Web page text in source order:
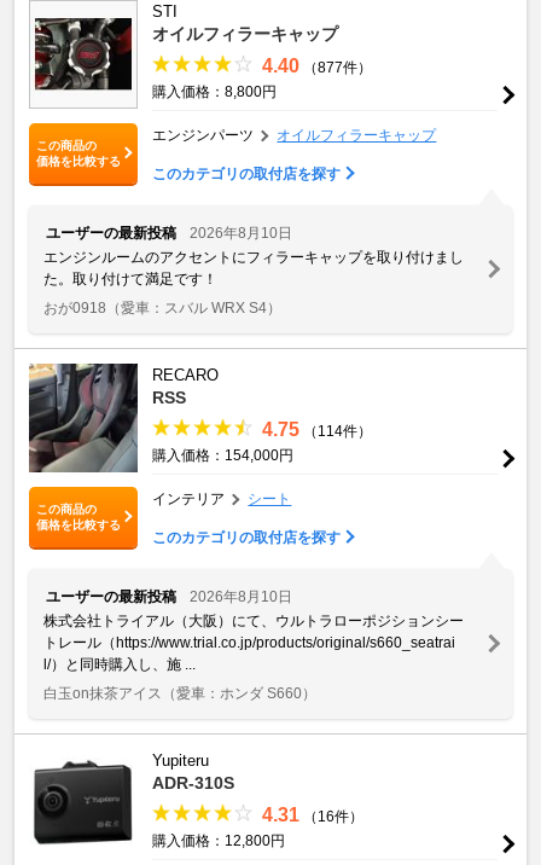
この商品の
価格を比較する
STI
オイルフィラーキャップ
4.40
（877件）
購入価格：8,800円
エンジンパーツ オイルフィラーキャップ
このカテゴリの取付店を探す
ユーザーの最新投稿
2026年8月10日
エンジンルームのアクセントにフィラーキャップを取り付けまし
た。取り付けて満足です！
おが0918 （愛車：スバル WRX S4）
この商品の
価格を比較する
RECARO
RSS
4.75
（114件）
購入価格：154,000円
インテリア シート
このカテゴリの取付店を探す
ユーザーの最新投稿
2026年8月10日
株式会社トライアル（大阪）にて、ウルトラローポジションシー
トレール（https://www.trial.co.jp/products/original/s660_seatrai
l/）と同時購入し、施 ...
白玉on抹茶アイス
（愛車：ホンダ S660）
Yupiteru
ADR-310S
4.31
（16件）
購入価格：12,800円